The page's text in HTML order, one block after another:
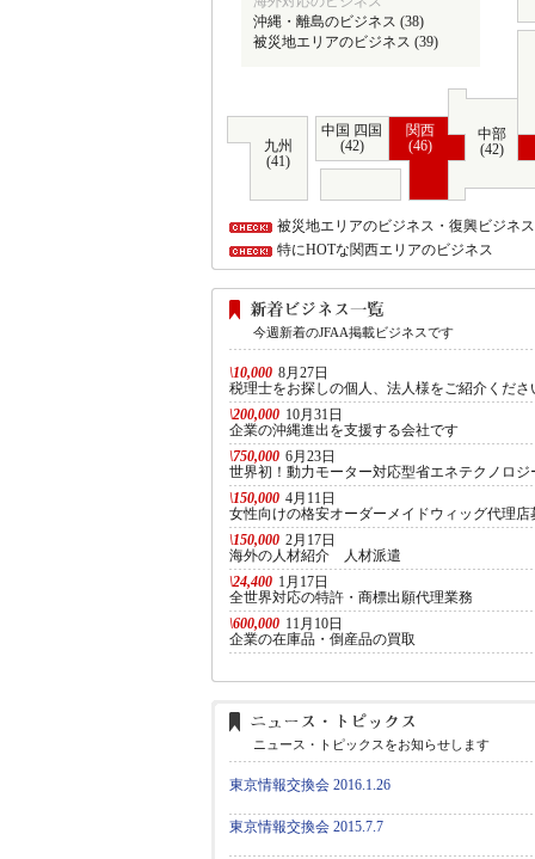
沖縄・離島のビジネス (38)
被災地エリアのビジネス (39)
中部
(42)
関西
(46)
中国 四国
(42)
九州
(41)
被災地エリアのビジネス・復興ビジネス
特にHOTな関西エリアのビジネス
今週新着のJFAA掲載ビジネスです
\10,000 8月27日
税理士をお探しの個人、法人様をご紹介くだ
\200,000 10月31日
企業の沖縄進出を支援する会社です
\750,000 6月23日
世界初！動力モーター対応型省エネテクノロジ
\150,000 4月11日
女性向けの格安オーダーメイドウィッグ代理店
\150,000 2月17日
海外の人材紹介 人材派遣
\24,400 1月17日
全世界対応の特許・商標出願代理業務
\600,000 11月10日
企業の在庫品・倒産品の買取
ニュース・トピックスをお知らせします
東京情報交換会 2016.1.26
東京情報交換会 2015.7.7